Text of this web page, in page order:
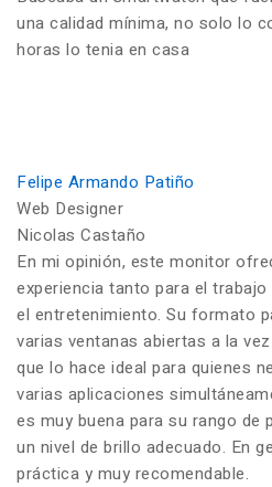
una calidad mínima, no solo lo
horas lo tenia en casa
Felipe Armando Patiño
Web Designer
Nicolas Castaño
En mi opinión, este monitor
experiencia tanto para el
el entretenimiento. Su formato
varias ventanas abiertas a la
que lo hace ideal para quienes
varias aplicaciones
es muy buena para su rango
un nivel de brillo adecuado. En
práctica y muy recomendable.